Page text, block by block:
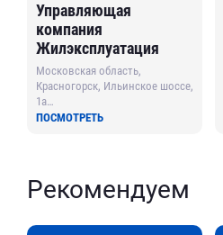
Управляющая
компания
Жилэксплуатация
Московская область,
Красногорск, Ильинское шоссе,
1а
Метро: Мякинино
ПОСМОТРЕТЬ
Рекомендуем